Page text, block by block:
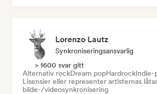
Lorenzo Lautz
Synkroniseringsansvarlig
> 1600 svar gitt
Alternativ rockDream popHardrockIndie-
Lisensier eller representer artisternas
bilde-/videosynkronisering